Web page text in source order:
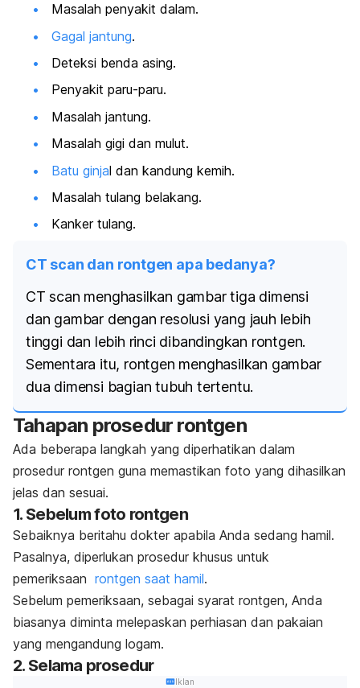
Masalah penyakit dalam.
Gagal jantung.
Deteksi benda asing.
Penyakit paru-paru.
Masalah jantung.
Masalah gigi dan mulut.
Batu ginjal dan kandung kemih.
Masalah tulang belakang.
Kanker tulang.
CT scan dan rontgen apa bedanya?
CT scan menghasilkan gambar tiga dimensi
dan gambar dengan resolusi yang jauh lebih
tinggi dan lebih rinci dibandingkan rontgen.
Sementara itu, rontgen menghasilkan gambar
dua dimensi bagian tubuh tertentu.
Tahapan prosedur rontgen
Ada beberapa langkah yang diperhatikan dalam
prosedur rontgen guna memastikan foto yang dihasilkan
jelas dan sesuai.
1. Sebelum foto rontgen
Sebaiknya beritahu dokter apabila Anda sedang hamil.
Pasalnya, diperlukan prosedur khusus untuk
pemeriksaan rontgen saat hamil.
Sebelum pemeriksaan, sebagai syarat rontgen, Anda
biasanya diminta melepaskan perhiasan dan pakaian
yang mengandung logam.
2. Selama prosedur
Iklan